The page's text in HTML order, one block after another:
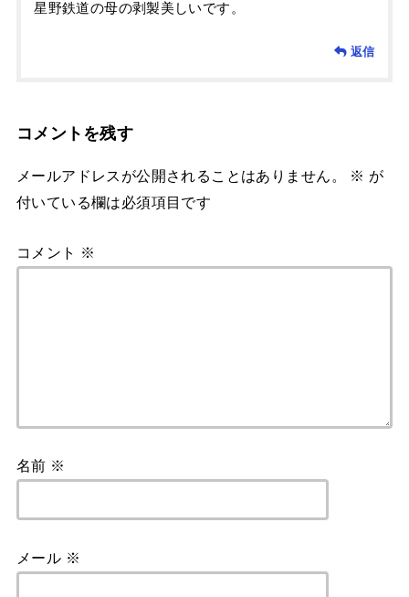
星野鉄道の母の剥製美しいです。
返信
コメントを残す
メールアドレスが公開されることはありません。 ※ が
付いている欄は必須項目です
コメント ※
名前 ※
メール ※